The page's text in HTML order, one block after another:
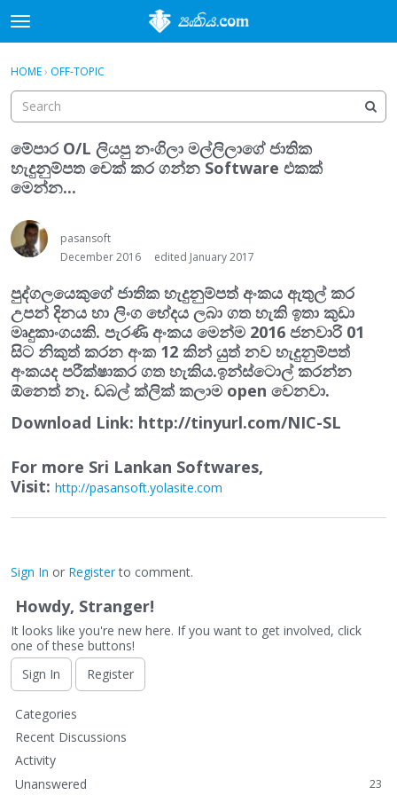
t
o
g
e
m
e
n
u
Discussions
Sign In · Register
HOME› OFF-TOPIC
මේපාර O/L ලියපු නංගිලා මල්ලිලාගේ ජාතික
හැදුනුම්පත චෙක් කර ගන්න Software එකක්
මෙන්න...
pasansoft
December 2016
edited January 2017
පුද්ගලයෙකුගේ ජාතික හැදුනුම්පත් අංකය ඇතුල් කර
උපන් දිනය හා ලිංග භේදය ලබා ගත හැකි ඉතා කුඩා
මෘදුකාංගයකි. පැරණි අංකය මෙන්ම 2016 ජනවාරි 01
සිට නිකුත් කරන අංක 12 කින් යුත් නව හැදුනුම්පත්
අංකයද පරීක්ෂාකර ගත හැකිය.ඉන්ස්ටොල් කරන්න
ඕනෙත් නෑ. ඩබල් ක්ලික් කලාම open වෙනවා.
Download Link: http://tinyurl.com/NIC-SL
For more Sri Lankan Softwares,
Visit: http://pasansoft.yolasite.com
Sign In or Registerto comment.
Howdy, Stranger!
It looks like you're new here. If you want to get involved, click
one of these buttons!
Sign In
Register
Q
u
c
k
Categories
Recent Discussions
Activity
Unanswered
23